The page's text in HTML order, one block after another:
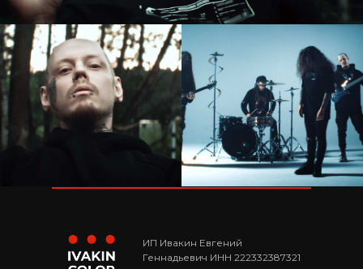
ИП Ивакин Евгений
Геннадьевич ИНН 222332387321